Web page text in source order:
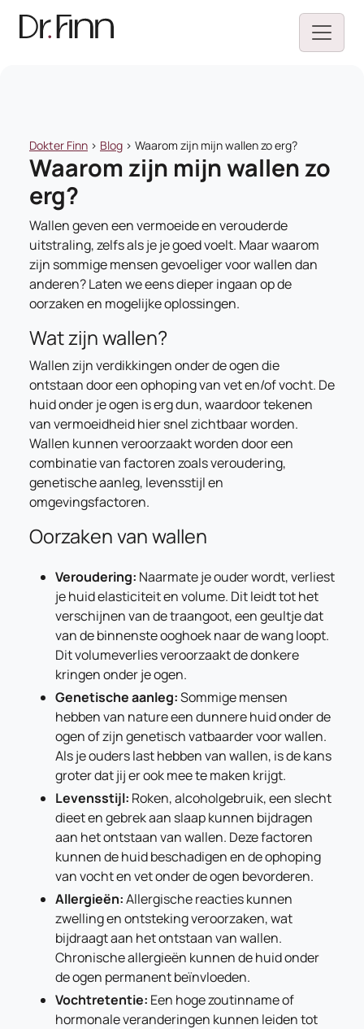
Dokter Finn > Blog > Waarom zijn mijn wallen zo erg?
Waarom zijn mijn wallen zo
erg?
Wallen geven een vermoeide en verouderde
uitstraling, zelfs als je je goed voelt. Maar waarom
zijn sommige mensen gevoeliger voor wallen dan
anderen? Laten we eens dieper ingaan op de
oorzaken en mogelijke oplossingen.
Wat zijn wallen?
Wallen zijn verdikkingen onder de ogen die
ontstaan door een ophoping van vet en/of vocht. De
huid onder je ogen is erg dun, waardoor tekenen
van vermoeidheid hier snel zichtbaar worden.
Wallen kunnen veroorzaakt worden door een
combinatie van factoren zoals veroudering,
genetische aanleg, levensstijl en
omgevingsfactoren.
Oorzaken van wallen
Veroudering: Naarmate je ouder wordt, verliest
je huid elasticiteit en volume. Dit leidt tot het
verschijnen van de traangoot, een geultje dat
van de binnenste ooghoek naar de wang loopt.
Dit volumeverlies veroorzaakt de donkere
kringen onder je ogen.
Genetische aanleg:Sommige mensen
hebben van nature een dunnere huid onder de
ogen of zijn genetisch vatbaarder voor wallen.
Als je ouders last hebben van wallen, is de kans
groter dat jij er ook mee te maken krijgt.
Levensstijl: Roken, alcoholgebruik, een slecht
dieet en gebrek aan slaap kunnen bijdragen
aan het ontstaan van wallen. Deze factoren
kunnen de huid beschadigen en de ophoping
van vocht en vet onder de ogen bevorderen.
Allergieën:Allergische reacties kunnen
zwelling en ontsteking veroorzaken, wat
bijdraagt aan het ontstaan van wallen.
Chronische allergieën kunnen de huid onder
de ogen permanent beïnvloeden.
Vochtretentie: Een hoge zoutinname of
hormonale veranderingen kunnen leiden tot